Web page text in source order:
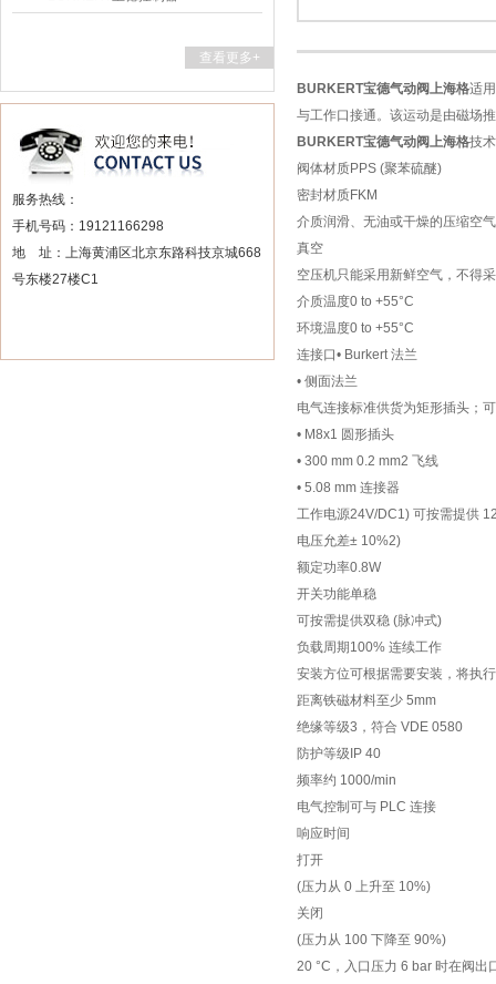
查看更多+
服务热线：
手机号码：19121166298
地 址：上海黄浦区北京东路科技京城668
号东楼27楼C1
BURKERT宝德气动阀上海格适
与工作口接通。该运动是由磁场
BURKERT宝德气动阀上海格技
阀体材质PPS (聚苯硫醚)
密封材质FKM
介质润滑、无油或干燥的压缩空
真空
空压机只能采用新鲜空气，不得
介质温度0 to +55°C
环境温度0 to +55°C
连接口• Burkert 法兰
• 侧面法兰
电气连接标准供货为矩形插头；
• M8x1 圆形插头
• 300 mm 0.2 mm2 飞线
• 5.08 mm 连接器
工作电源24V/DC1) 可按需提供
电压允差± 10%2)
额定功率0.8W
开关功能单稳
可按需提供双稳 (脉冲式)
负载周期100% 连续工作
安装方位可根据需要安装，将执
距离铁磁材料至少 5mm
绝缘等级3，符合 VDE 0580
防护等级IP 40
频率约 1000/min
电气控制可与 PLC 连接
响应时间
打开
(压力从 0 上升至 10%)
关闭
(压力从 100 下降至 90%)
20 °C，入口压力 6 bar 时在阀出